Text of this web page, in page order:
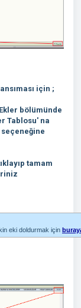
için ;
bölümünde
Tablosu' na
seçeneğine
tamam
eki doldurmak için